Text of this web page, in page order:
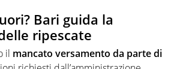
Bari guida la
ripescate
il mancato versamento da parte di